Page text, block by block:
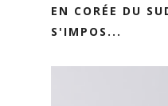
EN CORÉE DU
S'IMPOS...